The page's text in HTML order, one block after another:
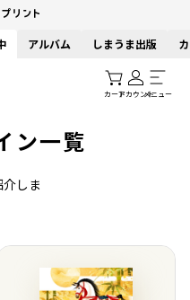
アルバム しまうま出版
カートアカウントメニュー
ン一覧
しま